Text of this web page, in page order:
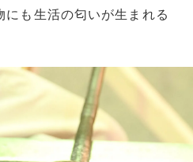
にも生活の匂いが生まれる